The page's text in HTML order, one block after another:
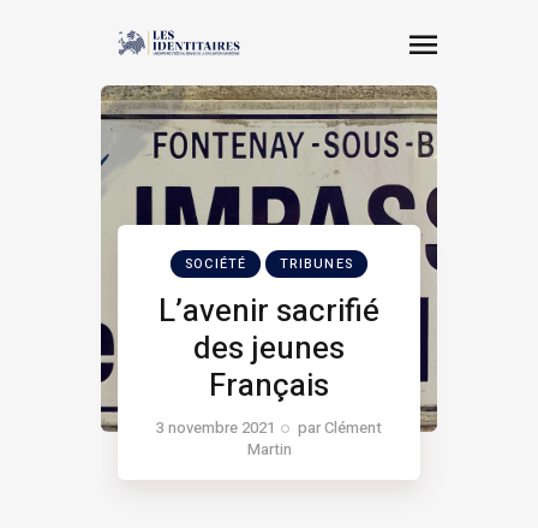
SOCIÉTÉ TRIBUNES
L’avenir sacrifié
des jeunes
Français
3 novembre 2021 parClément
Martin